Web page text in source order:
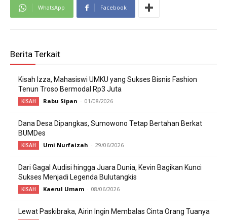
WhatsApp Facebook
Berita Terkait
Kisah Izza, Mahasiswi UMKU yang Sukses Bisnis Fashion
Tenun Troso Bermodal Rp3 Juta
KISAH Rabu Sipan - 01/08/2026
Dana Desa Dipangkas, Sumowono Tetap Bertahan Berkat
BUMDes
KISAH Umi Nurfaizah - 29/06/2026
Dari Gagal Audisi hingga Juara Dunia, Kevin Bagikan Kunci
Sukses Menjadi Legenda Bulutangkis
KISAH Kaerul Umam - 08/06/2026
Lewat Paskibraka, Airin Ingin Membalas Cinta Orang Tuanya